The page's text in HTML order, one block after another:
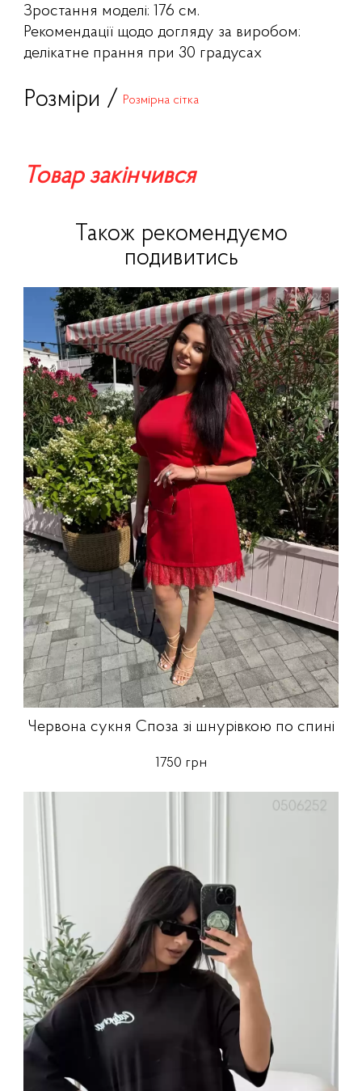
Зростання моделі: 176 см.
Рекомендації щодо догляду за виробом:
делікатне прання при 30 градусах
Розміри / Розмірна сітка
Товар закінчився
Також рекомендуємо
подивитись
Червона сукня Споза зі шнурівкою по спині
1750 грн